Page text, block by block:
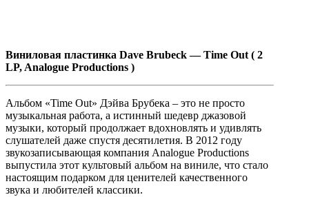
Виниловая пластинка Dave Brubeck — Time Out ( 2
LP, Analogue Productions )
Альбом «Time Out» Дэйва Брубека – это не просто
музыкальная работа, а истинный шедевр джазовой
музыки, который продолжает вдохновлять и удивлять
слушателей даже спустя десятилетия. В 2012 году
звукозаписывающая компания Analogue Productions
выпустила этот культовый альбом на виниле, что стало
настоящим подарком для ценителей качественного
звука и любителей классики.